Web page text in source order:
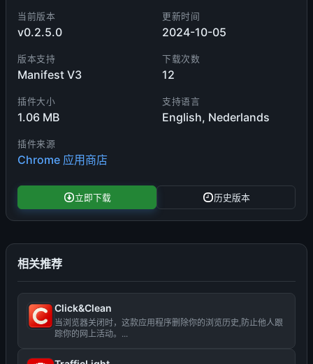
当前版本
v0.2.5.0
更新时间
2024-10-05
版本支持
Manifest V3
下载次数
12
插件大小
1.06 MB
支持语言
English, Nederlands
插件来源
Chrome 应用商店
立即下载 历史版本
相关推荐
Click&Clean
当浏览器关闭时，这款应用程序删除你的浏览历史,防止他人跟
踪你的网上活动。...